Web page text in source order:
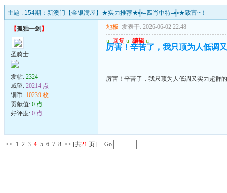
主题 : 154期：新澳门【金银满屋】★实力推荐★╬=四肖中特=╬★致富~！
【孤独一剑 】
圣骑士
发帖: 2324
威望: 20214 点
铜币: 10239 枚
贡献值: 0 点
好评度: 0 点
地板 发表于: 2026-06-02 22:48
u 回复 u 编辑 u
厉害！辛苦了，我只顶为人低调
厉害！辛苦了，我只顶为人低调又实力超群
<< 1 2 3 4 5 6 7 8 >> [共21 页] Go